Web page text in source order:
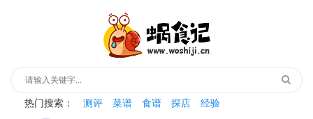
热门搜索： 测评 菜谱 食谱 探店 经验